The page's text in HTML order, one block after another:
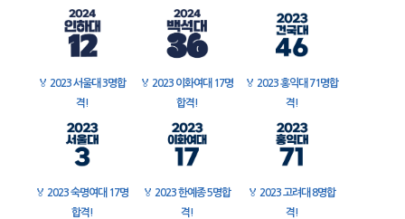
🏅 2023 서울대 3명합
격!
🏅 2023 이화여대 17명
합격!
🏅 2023 홍익대 71명합
격!
🏅 2023 숙명여대 17명
합격!
🏅 2023 한예종 5명합
격!
🏅 2023 고려대 8명합
격!